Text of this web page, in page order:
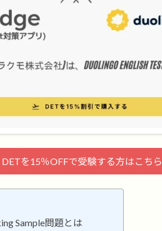
DETを15％OFFで受験する方はこちら
Sample問題とは